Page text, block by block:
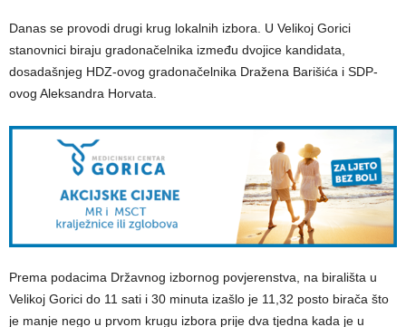
Danas se provodi drugi krug lokalnih izbora. U Velikoj Gorici
stanovnici biraju gradonačelnika između dvojice kandidata,
dosadašnjeg HDZ-ovog gradonačelnika Dražena Barišića i SDP-
ovog Aleksandra Horvata.
Prema podacima Državnog izbornog povjerenstva, na birališta u
Velikoj Gorici do 11 sati i 30 minuta izašlo je 11,32 posto birača što
je manje nego u prvom krugu izbora prije dva tjedna kada je u